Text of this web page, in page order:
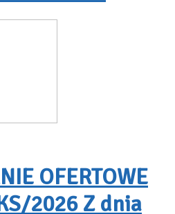
OFERTOWE
2026 Z dnia